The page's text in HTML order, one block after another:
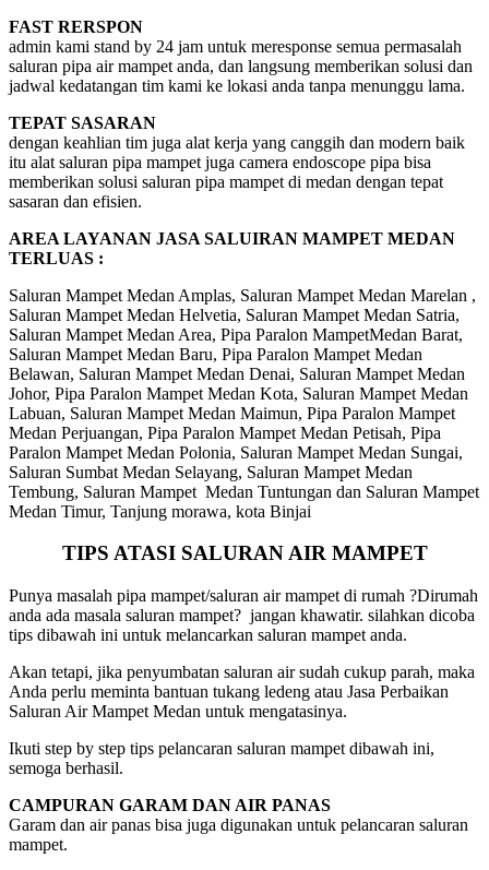
FAST RERSPON
admin kami stand by 24 jam untuk meresponse semua permasalah
saluran pipa air mampet anda, dan langsung memberikan solusi dan
jadwal kedatangan tim kami ke lokasi anda tanpa menunggu lama.
TEPAT SASARAN
dengan keahlian tim juga alat kerja yang canggih dan modern baik
itu alat saluran pipa mampet juga camera endoscope pipa bisa
memberikan solusi saluran pipa mampet di medan dengan tepat
sasaran dan efisien.
AREA LAYANAN JASA SALUIRAN MAMPET MEDAN
TERLUAS :
Saluran Mampet Medan Amplas, Saluran Mampet Medan Marelan ,
Saluran Mampet Medan Helvetia, Saluran Mampet Medan Satria,
Saluran Mampet Medan Area, Pipa Paralon MampetMedan Barat,
Saluran Mampet Medan Baru, Pipa Paralon Mampet Medan
Belawan, Saluran Mampet Medan Denai, Saluran Mampet Medan
Johor, Pipa Paralon Mampet Medan Kota, Saluran Mampet Medan
Labuan, Saluran Mampet Medan Maimun, Pipa Paralon Mampet
Medan Perjuangan, Pipa Paralon Mampet Medan Petisah, Pipa
Paralon Mampet Medan Polonia, Saluran Mampet Medan Sungai,
Saluran Sumbat Medan Selayang, Saluran Mampet Medan
Tembung, Saluran Mampet Medan Tuntungan dan Saluran Mampet
Medan Timur, Tanjung morawa, kota Binjai
TIPS ATASI SALURAN AIR MAMPET
Punya masalah pipa mampet/saluran air mampet di rumah ?Dirumah
anda ada masala saluran mampet? jangan khawatir. silahkan dicoba
tips dibawah ini untuk melancarkan saluran mampet anda.
Akan tetapi, jika penyumbatan saluran air sudah cukup parah, maka
Anda perlu meminta bantuan tukang ledeng atau Jasa Perbaikan
Saluran Air Mampet Medan untuk mengatasinya.
Ikuti step by step tips pelancaran saluran mampet dibawah ini,
semoga berhasil.
CAMPURAN GARAM DAN AIR PANAS
Garam dan air panas bisa juga digunakan untuk pelancaran saluran
mampet.